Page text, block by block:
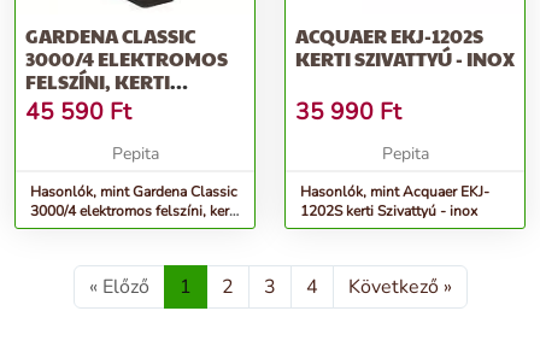
GARDENA CLASSIC
3000/4 ELEKTROMOS
FELSZÍNI, KERTI
VÍZSZIVATTYÚ, 6...
45 590 Ft
Pepita
Hasonlók, mint Gardena Classic
3000/4 elektromos felszíni, kerti
vízszivattyú, 6...
ACQUAER EKJ-1202S
KERTI SZIVATTYÚ - INOX
35 990 Ft
Pepita
Hasonlók, mint Acquaer EKJ-
1202S kerti Szivattyú - inox
« Előző 1 2 3 4 Következő »